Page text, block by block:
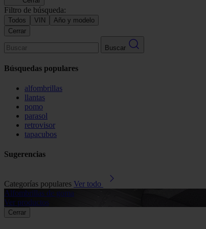
Filtro de búsqueda:
Todos VIN
Año y modelo
Cerrar
Buscar
Búsquedas populares
alfombrillas
llantas
pomo
parasol
retrovisor
tapacubos
Sugerencias
Categorías populares Ver todo
Alfombrillas de goma
Ver productos
Cerrar